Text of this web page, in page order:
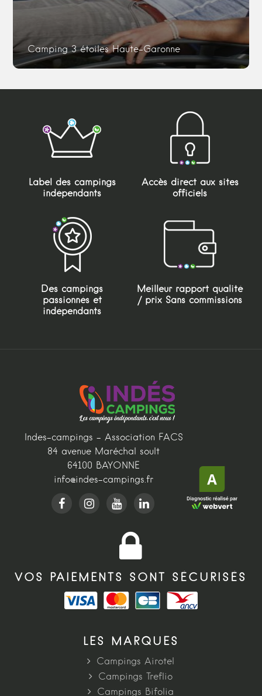
Camping 3 étoiles Haute-Garonne
Label des campings
indépendants
Accès direct aux sites
officiels
Des campings
passionnés et
indépendants
Meilleur rapport qualité
/ prix Sans commissions
Indes-campings - Association FACS
84 avenue Maréchal soult
64100 BAYONNE
info@indes-campings.fr
VOS PAIEMENTS SONT SÉCURISÉS
LES MARQUES
Campings Airotel
Campings Treflio
Campings Bifolia